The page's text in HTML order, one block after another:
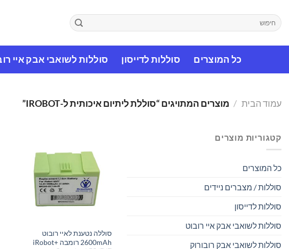
content
חיפוש
עבור:
כל המוצרים סוללות לדייסון סוללות לשואבי אבק איי
עמוד הבית / מוצרים המתויגים “סוללת ליתיום איכותית ל-IROBOT”
קטגוריות מוצרים
כל המוצרים
סוללות / מצברים ניידים
סוללות לדייסון
סוללות לשואבי אבק איי רובוט
סוללות לשואבי אבק רובורוק
סוללה נטענת לאיי רובוט
2600mAh רומבה +iRobot